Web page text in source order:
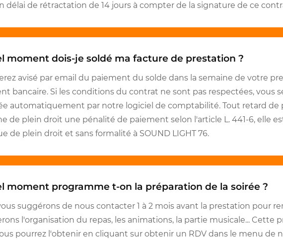
délai de rétractation de 14 jours à compter de la signature de ce
moment dois-je soldé ma facture de prestation ?
avisé par email du paiement du solde dans la semaine de votre
bancaire. Si les conditions du contrat ne sont pas respectées, vous
automatiquement par notre logiciel de comptabilité. Tout retard de
de plein droit une pénalité de paiement selon l'article L. 441-6, elle
de plein droit et sans formalité à SOUND LIGHT 76.
moment programme t-on la préparation de la soirée ?
suggérons de nous contacter 1 à 2 mois avant la prestation pour
l'organisation du repas, les animations, la partie musicale... Cette
pourrez l'obtenir en cliquant sur obtenir un RDV dans le menu de